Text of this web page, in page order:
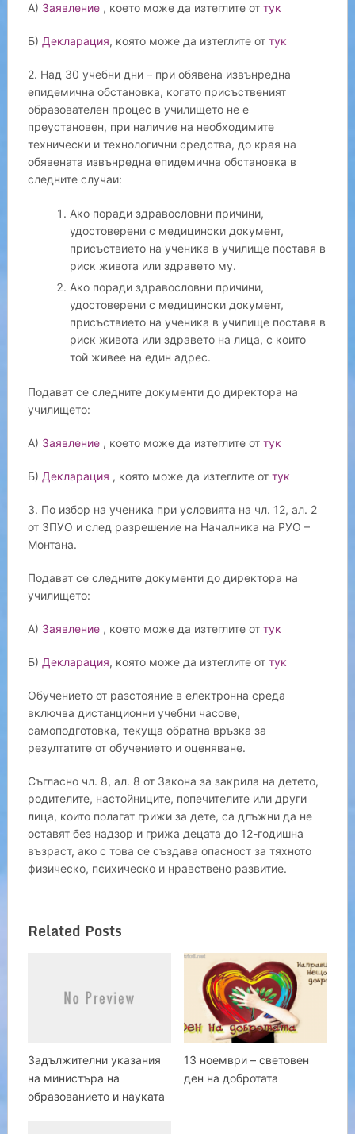
А) Заявление, което може да изтеглите от тук
Б) Декларация, която може да изтеглите от тук
2. Над 30 учебни дни – при обявена извънредна
епидемична обстановка, когато присъственият
образователен процес в училището не е
преустановен, при наличие на необходимите
технически и технологични средства, до края на
обявената извънредна епидемична обстановка в
следните случаи:
Ако поради здравословни причини,
удостоверени с медицински документ,
присъствието на ученика в училище поставя в
риск живота или здравето му.
Ако поради здравословни причини,
удостоверени с медицински документ,
присъствието на ученика в училище поставя в
риск живота или здравето на лица, с които
той живее на един адрес.
Подават се следните документи до директора на
училището:
А) Заявление, което може да изтеглите от тук
Б) Декларация , която може да изтеглите от тук
3. По избор на ученика при условията на чл. 12, ал. 2
от ЗПУО и след разрешение на Началника на РУО –
Монтана.
Подават се следните документи до директора на
училището:
А) Заявление, което може да изтеглите от тук
Б) Декларация, която може да изтеглите от тук
Обучението от разстояние в електронна среда
включва дистанционни учебни часове,
самоподготовка, текуща обратна връзка за
резултатите от обучението и оценяване.
Съгласно чл. 8, ал. 8 от Закона за закрила на детето,
родителите, настойниците, попечителите или други
лица, които полагат грижи за дете, са длъжни да не
оставят без надзор и грижа децата до 12-годишна
възраст, ако с това се създава опасност за тяхното
физическо, психическо и нравствено развитие.
Related Posts
Задължителни указания
на министъра на
образованието и науката
13 ноември – световен
ден на добротата